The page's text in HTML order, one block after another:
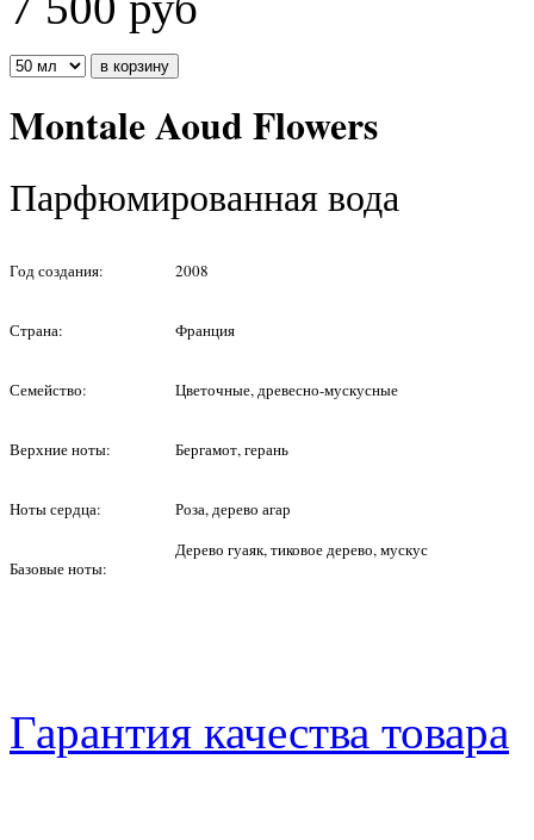
Montale Aoud Flowers
Парфюмированная вода
Год создания: 2008
Страна: Франция
Семейство: Цветочные, древесно-мускусные
Верхние ноты: Бергамот, герань
Ноты сердца: Роза, дерево агар
Базовые ноты:
Дерево гуаяк, тиковое дерево, мускус
Гарантия качества товара